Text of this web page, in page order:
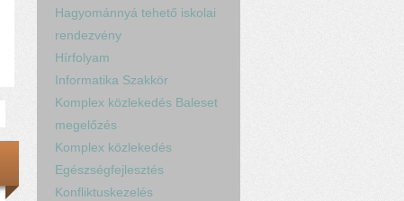
Hagyománnyá tehető iskolai
rendezvény
Hírfolyam
Informatika Szakkör
Komplex közlekedés Baleset
megelőzés
Komplex közlekedés
Egészségfejlesztés
Konfliktuskezelés